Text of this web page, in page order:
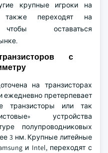
крупные игроки на
также переходят на
оставаться
с
на транзисторах
ежедневно претерпевает
транзисторы или так
устройства
полупроводниковых
3 нм. Крупные литейные
и Intel, переходят с